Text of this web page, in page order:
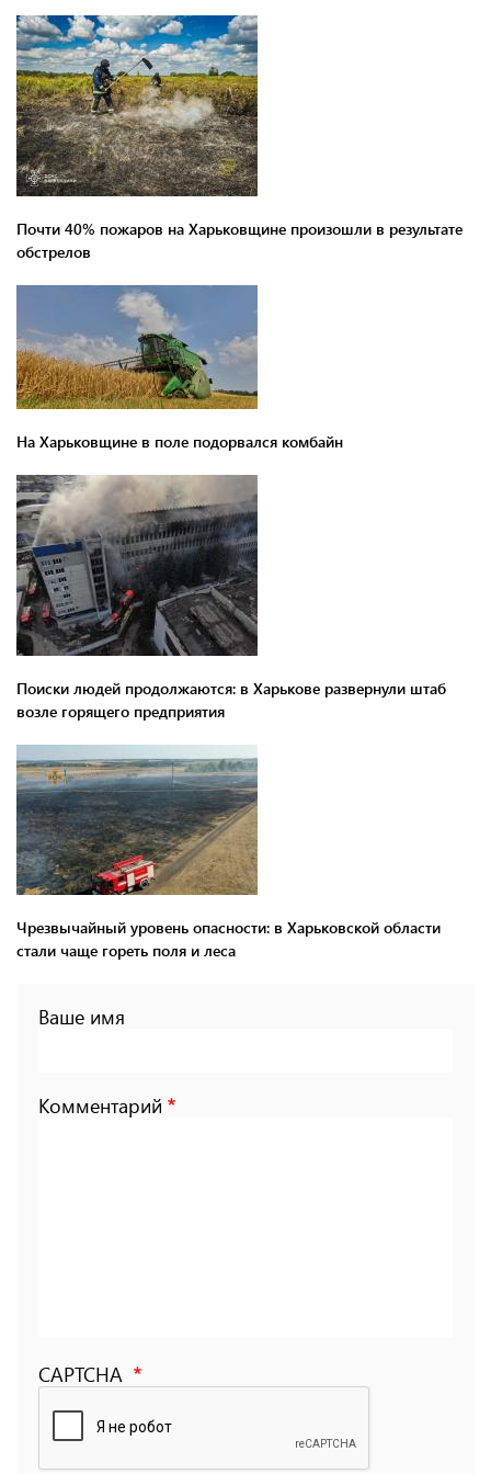
Почти 40% пожаров на Харьковщине произошли в результате
обстрелов
На Харьковщине в поле подорвался комбайн
Поиски людей продолжаются: в Харькове развернули штаб
возле горящего предприятия
Чрезвычайный уровень опасности: в Харьковской области
стали чаще гореть поля и леса
Ваше имя
Комментарий
CAPTCHA